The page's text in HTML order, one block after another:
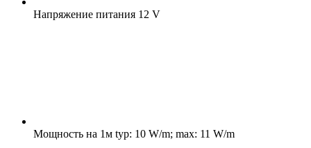
Напряжение питания 12 V
Мощность на 1м typ: 10 W/m; max: 11 W/m